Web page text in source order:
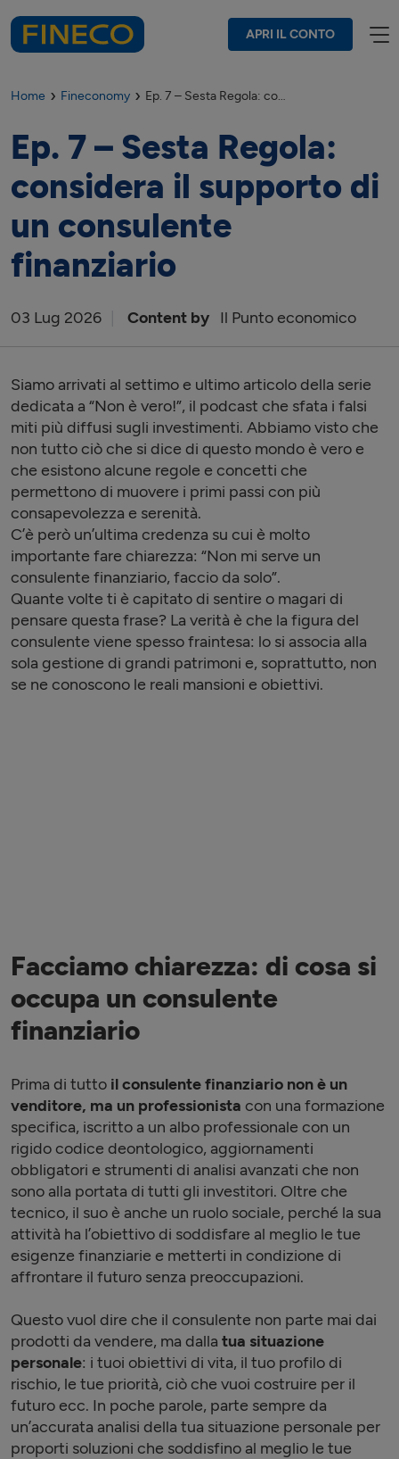
APRI IL CONTO
Home Fineconomy Ep. 7 – Sesta Regola: considera il supporto di un consulente finanziario
Ep. 7 – Sesta Regola:
considera il supporto di
un consulente
finanziario
03 Lug 2026 Content by Il Punto economico
Siamo arrivati al settimo e ultimo articolo della serie
dedicata a “Non è vero!”, il podcast che sfata i falsi
miti più diffusi sugli investimenti. Abbiamo visto che
non tutto ciò che si dice di questo mondo è vero e
che esistono alcune regole e concetti che
permettono di muovere i primi passi con più
consapevolezza e serenità.
C’è però un’ultima credenza su cui è molto
importante fare chiarezza: “Non mi serve un
consulente finanziario, faccio da solo”.
Quante volte ti è capitato di sentire o magari di
pensare questa frase? La verità è che la figura del
consulente viene spesso fraintesa: lo si associa alla
sola gestione di grandi patrimoni e, soprattutto, non
se ne conoscono le reali mansioni e obiettivi.
Facciamo chiarezza: di cosa si
occupa un consulente
finanziario
Prima di tutto il consulente finanziario non è un
venditore, ma un professionista con una formazione
specifica, iscritto a un albo professionale con un
rigido codice deontologico, aggiornamenti
obbligatori e strumenti di analisi avanzati che non
sono alla portata di tutti gli investitori. Oltre che
tecnico, il suo è anche un ruolo sociale, perché la sua
attività ha l’obiettivo di soddisfare al meglio le tue
esigenze finanziarie e metterti in condizione di
affrontare il futuro senza preoccupazioni.
Questo vuol dire che il consulente non parte mai dai
prodotti da vendere, ma dalla tua situazione
personale: i tuoi obiettivi di vita, il tuo profilo di
rischio, le tue priorità, ciò che vuoi costruire per il
futuro ecc. In poche parole, parte sempre da
un’accurata analisi della tua situazione personale per
proporti soluzioni che soddisfino al meglio le tue